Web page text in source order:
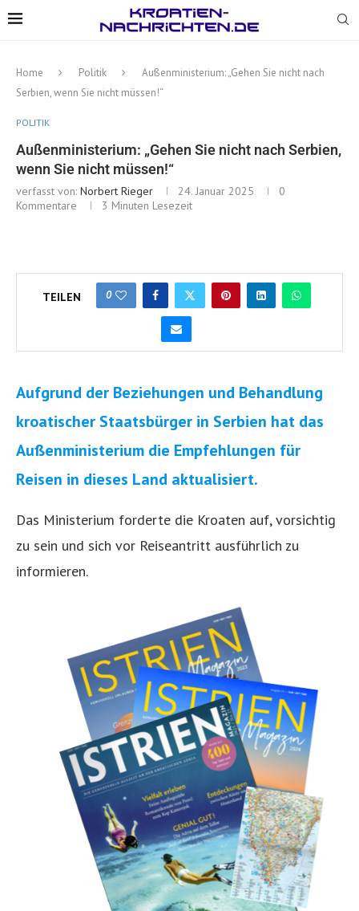
Home Politik
Außenministerium: „Gehen Sie nicht nach
Serbien, wenn Sie nicht müssen!“
POLITIK
Außenministerium: „Gehen Sie nicht nach Serbien,
wenn Sie nicht müssen!“
verfasst von: Norbert Rieger 24. Januar 2025
0
Kommentare
3 Minuten Lesezeit
TEILEN 0
Aufgrund der Beziehungen und Behandlung
kroatischer Staatsbürger in Serbien hat das
Außenministerium die Empfehlungen für
Reisen in dieses Land aktualisiert.
Das Ministerium forderte die Kroaten auf, vorsichtig
zu sein und sich vor Reiseantritt ausführlich zu
informieren.